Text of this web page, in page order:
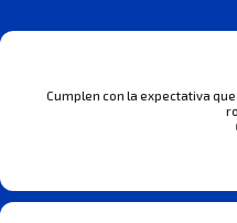
Cumplen con la expectativa